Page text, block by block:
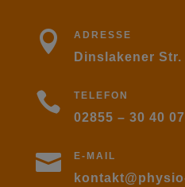
 ADRESSE
Dinslakener Str.
 TELEFON
02855 – 30 40 07
 E-MAIL